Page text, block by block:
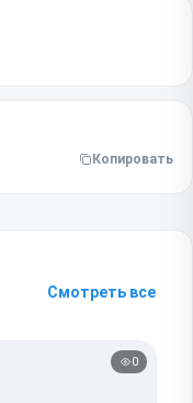
Копировать
Смотреть все
0